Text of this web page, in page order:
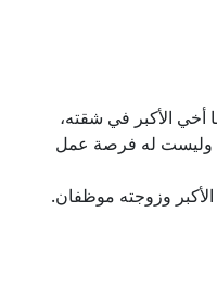
الأكبر في شقته،
وليست له فرصة عمل
وزوجته موظفان.